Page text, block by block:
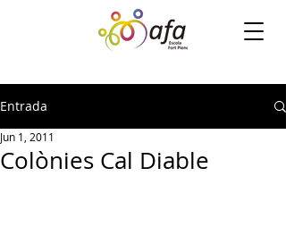
Entrada
Colònies Cal Diable
Jun 1, 2011